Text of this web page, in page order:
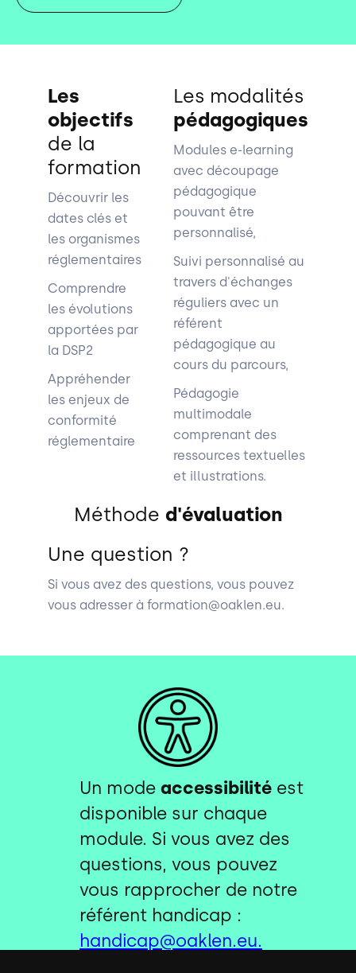
Les
objectifs
de la
formation
Découvrir les
dates clés et
les organismes
réglementaires
Comprendre
les évolutions
apportées par
la DSP2​
Appréhender
les enjeux de
conformité
réglementaire
Les modalités
pédagogiques
Modules e-learning
avec découpage
pédagogique
pouvant être
personnalisé,
Suivi personnalisé au
travers d'échanges
réguliers avec un
référent
pédagogique au
cours du parcours,
Pédagogie
multimodale
comprenant des
ressources textuelles
et illustrations.
Méthode d'évaluation
Une question ?
Si vous avez des questions, vous pouvez
vous adresser à formation@oaklen.eu.
Un mode accessibilité est
disponible sur chaque
module. Si vous avez des
questions, vous pouvez
vous rapprocher de notre
référent handicap :
handicap@oaklen.eu.